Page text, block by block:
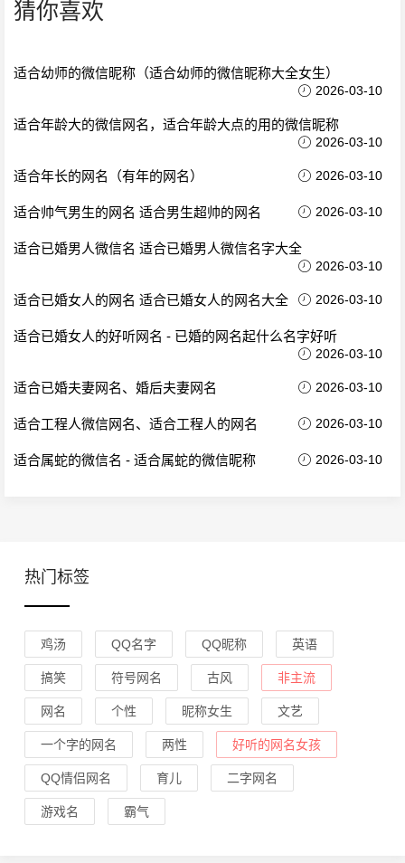
猜你喜欢
适合幼师的微信昵称（适合幼师的微信昵称大全女生）
2026-03-10
适合年龄大的微信网名，适合年龄大点的用的微信昵称
2026-03-10
适合年长的网名（有年的网名） 2026-03-10
适合帅气男生的网名 适合男生超帅的网名 2026-03-10
适合已婚男人微信名 适合已婚男人微信名字大全
2026-03-10
适合已婚女人的网名 适合已婚女人的网名大全 2026-03-10
适合已婚女人的好听网名 - 已婚的网名起什么名字好听
2026-03-10
适合已婚夫妻网名、婚后夫妻网名 2026-03-10
适合工程人微信网名、适合工程人的网名 2026-03-10
适合属蛇的微信名 - 适合属蛇的微信昵称 2026-03-10
热门标签
鸡汤 QQ名字 QQ昵称 英语
搞笑 符号网名 古风 非主流
网名 个性 昵称女生 文艺
一个字的网名 两性 好听的网名女孩
QQ情侣网名 育儿 二字网名
游戏名 霸气